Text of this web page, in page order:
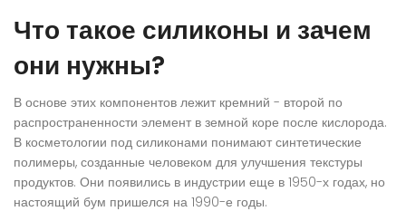
Что такое силиконы и зачем
они нужны?
В основе этих компонентов лежит кремний - второй по
распространенности элемент в земной коре после кислорода.
В косметологии под силиконами понимают синтетические
полимеры, созданные человеком для улучшения текстуры
продуктов. Они появились в индустрии еще в 1950-х годах, но
настоящий бум пришелся на 1990-е годы.